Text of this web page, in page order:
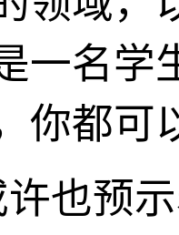
一名学
你都可
也预